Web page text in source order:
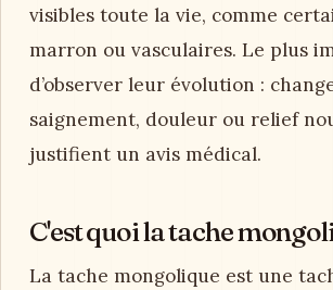
visibles toute la vie, comme
marron ou vasculaires. Le plus
d’observer leur évolution :
saignement, douleur ou relief
justifient un avis médical.
C'est quoi la tache
La tache mongolique est une